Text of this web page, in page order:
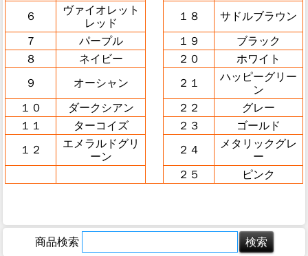
６
ヴァイオレット
レッド
１８ サドルブラウン
７ パープル １９
ブラック
８
ネイビー ２０ ホワイト
９ オーシャン ２１
ハッピーグリー
ン
１０
ダークシアン ２２
グレー
１１
ターコイズ ２３ ゴールド
１２
エメラルドグリ
ーン
２４
メタリックグレ
ー
２５
ピンク
商品検索